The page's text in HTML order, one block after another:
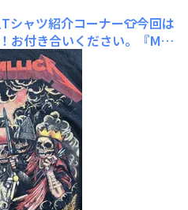
シャツ紹介コーナー👕今回は
お付き合いください。『Met
身のヘヴィメタル・バンド
ス」「スレイヤー」そして今
スラッシュ・メタル四天王
年に結成して